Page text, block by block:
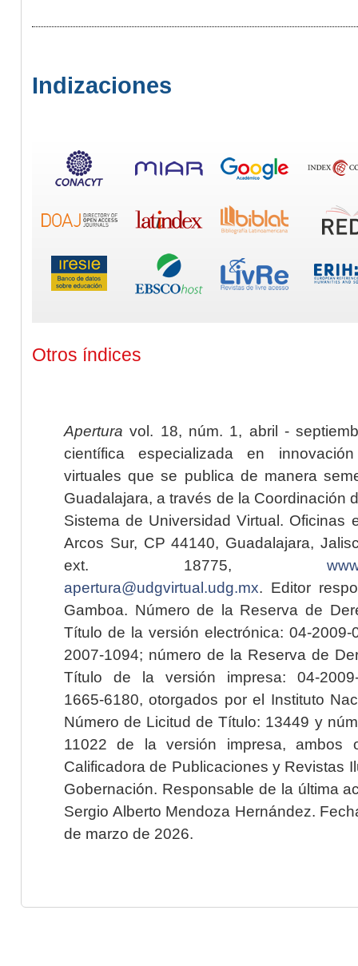
Indizaciones
Otros índices
Apertura vol. 18, núm. 1, abril -
científica especializada en
virtuales que se publica de manera
Guadalajara, a través de la Coordinación
Sistema de Universidad Virtual. Oficinas
Arcos Sur, CP 44140, Guadalajara,
ext. 18775,
apertura@udgvirtual.udg.mx. Editor
Gamboa. Número de la Reserva de
Título de la versión electrónica: 04-2009-
2007-1094; número de la Reserva de
Título de la versión impresa: 04-2009-
1665-6180, otorgados por el Instituto
Número de Licitud de Título: 13449 y
11022 de la versión impresa, ambos
Calificadora de Publicaciones y Revistas
Gobernación. Responsable de la última
Sergio Alberto Mendoza Hernández.
de marzo de 2026.